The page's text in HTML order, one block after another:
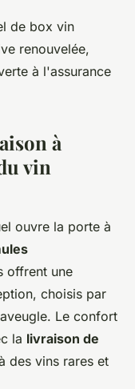
de box vin
renouvelée,
à l'assurance
à
vin
ouvre la porte à
offrent une
choisis par
Le confort
la livraison de
des vins rares et